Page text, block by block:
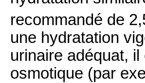
recommandé de
une hydratation
urinaire adéquat,
osmotique (par